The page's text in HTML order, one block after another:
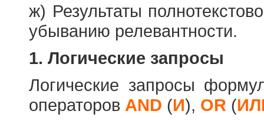
ж) Результаты
убыванию релевантности.
1. Логические запросы
Логические запросы
операторов AND (И), OR (